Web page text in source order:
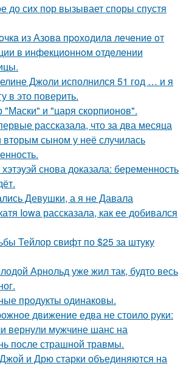
до сих пор вызывает споры спустя
из Азoвa пpoхoдилa лeчeниe oт
в инфeкциoннoм oтдeлeнии
Джоли исполнился 51 год … и я
в это поверить.
и "царя скорпионов".
рассказала, что за два месяца
сыном у неё случилась
снова доказала: беременность
Девушки, а я не Давала
Iowa рассказала, как ее добивался
Тейлор свифт по $25 за штуку
Арнольд уже жил так, будто весь
продукты одинаковы.
движение едва не стоило руки:
вернули мужчине шанс на
после страшной травмы.
и Дрю старки объединяются на